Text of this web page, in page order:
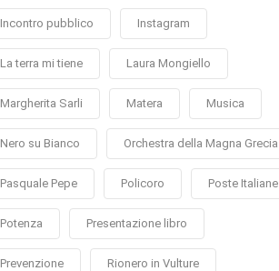
Incontro pubblico Instagram
La terra mi tiene Laura Mongiello
Margherita Sarli Matera Musica
Nero su Bianco Orchestra della Magna Grecia
Pasquale Pepe Policoro Poste Italiane
Potenza Presentazione libro
Prevenzione Rionero in Vulture